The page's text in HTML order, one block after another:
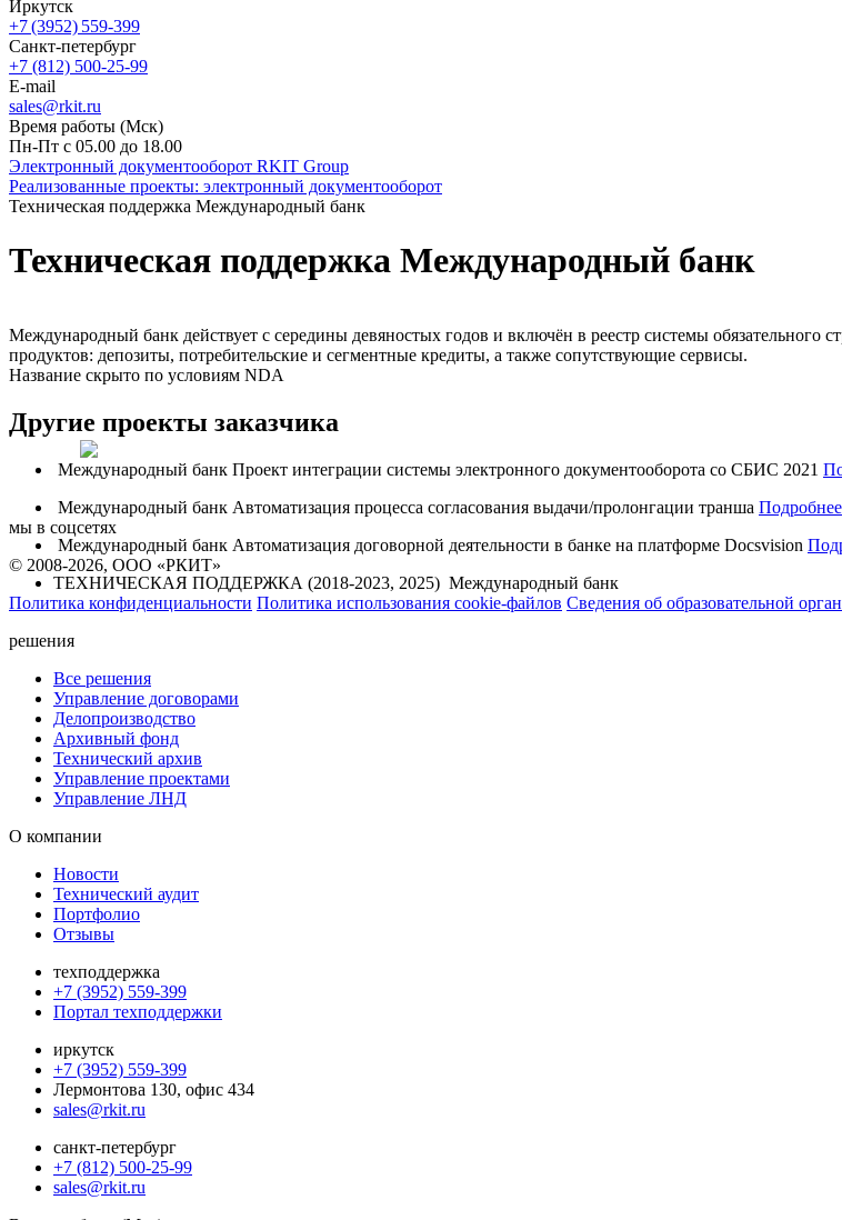
Иркутск
+7 (3952) 559-399
Санкт-петербург
+7 (812) 500-25-99
E-mail
sales@rkit.ru
Время работы (Мск)
Пн-Пт с 05.00 до 18.00
Электронный документооборот RKIT Group
Реализованные проекты: электронный документооборот
Техническая поддержка Международный банк
Техническая поддержка Международный банк
Международный банк действует с середины девяностых годов и включён в реестр системы обязательного
продуктов: депозиты, потребительские и сегментные кредиты, а также сопутствующие сервисы.
Название скрыто по условиям NDA
Другие проекты заказчика
Международный банк Проект интеграции системы электронного документооборота со СБИС 2021
Международный банк Автоматизация процесса согласования выдачи/пролонгации транша Подробнее
Международный банк Автоматизация договорной деятельности в банке на платформе Docsvision
ТЕХНИЧЕСКАЯ ПОДДЕРЖКА (2018-2023, 2025) Международный банк
мы в соцсетях
© 2008-2026, ООО «РКИТ»
Политика конфиденциальности Политика использования cookie-файлов Сведения об образовательной
решения
Все решения
Управление договорами
Делопроизводство
Архивный фонд
Технический архив
Управление проектами
Управление ЛНД
О компании
Новости
Технический аудит
Портфолио
Отзывы
техподдержка
+7 (3952) 559-399
Портал техподдержки
иркутск
+7 (3952) 559-399
Лермонтова 130, офис 434
sales@rkit.ru
санкт-петербург
+7 (812) 500-25-99
sales@rkit.ru